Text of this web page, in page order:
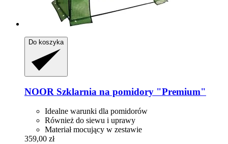
Do koszyka
NOOR Szklarnia na pomidory "Premium"
Idealne warunki dla pomidorów
Również do siewu i uprawy
Materiał mocujący w zestawie
359,00 zł